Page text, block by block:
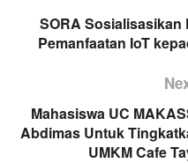
SORA Sosialisasikan
Pemanfaatan IoT
Mahasiswa UC
Abdimas Untuk
UMKM Cafe